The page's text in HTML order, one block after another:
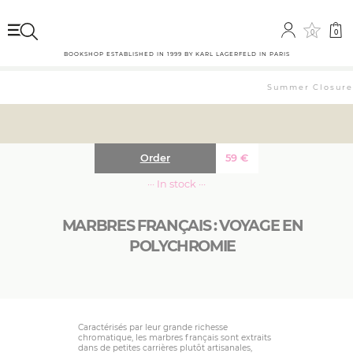
0 0
BOOKSHOP ESTABLISHED IN 1999 BY KARL LAGERFELD IN PARIS
Summer
MARBRES FRANÇAIS : VOYAGE EN
POLYCHROMIE
59€
Order
··· In stock ···
Caractérisés par leur grande richesse
chromatique, les marbres français sont extraits
dans de petites carrières plutôt artisanales,